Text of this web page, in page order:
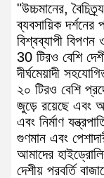
"উচ্চমানের,
ব্যবসায়িক
বিশ্বব্যাপী বিপণন
30 টিরও বেশি
দীর্ঘমেয়াদী
২০ টিরও বেশি
জুড়ে রয়েছে এবং
এবং নির্মাণ
গুণমান এবং
আমাদের
দেশীয় পরবর্তি